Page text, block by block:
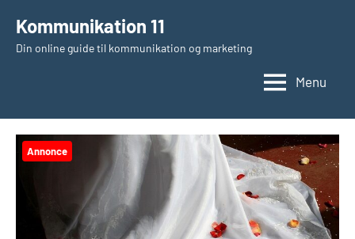
indhold
Kommunikation 11
Din online guide til kommunikation og marketing
Menu
Annonce